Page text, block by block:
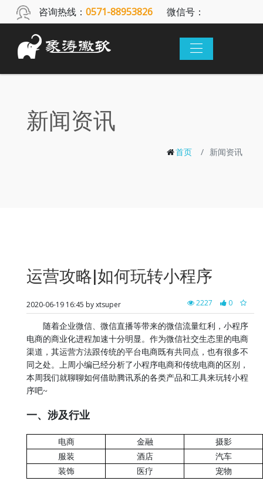
咨询热线： 0571-88953826
微信号：
新闻资讯
首页 新闻资讯
运营攻略|如何玩转小程序
2020-06-19 16:45 by xtsuper 2227 0
随着企业微信、微信直播等带来的微信流量红利，小程序
电商的商业化进程加速十分明显。作为微信社交生态里的电商
渠道，其运营方法跟传统的平台电商既有共同点，也有很多不
同之处。上周小编已经分析了小程序电商和传统电商的区别，
本周我们就聊聊如何借助腾讯系的各类产品和工具来玩转小程
序吧~
一、涉及行业
电商 金融
摄影
服装
酒店
汽车
装饰
医疗 宠物